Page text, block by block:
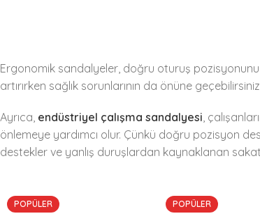
Ergonomik sandalyeler, doğru oturuş pozisyonunu
artırırken sağlık sorunlarının da önüne
Ayrıca, endüstriyel çalışma sandalyesi,
önlemeye yardımcı olur. Çünkü doğru pozisyon
destekler ve yanlış duruşlardan kaynaklanan
POPÜLER POPÜLER